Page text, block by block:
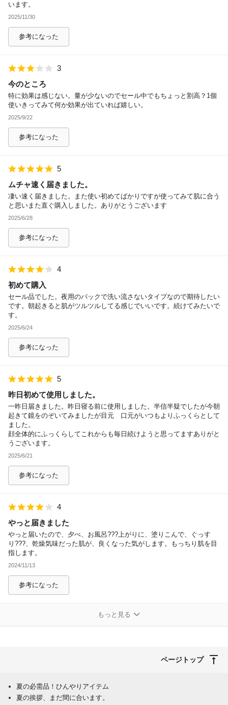
います。
2025/11/30
参考になった
3
今のところ
特に効果は感じない。量が少ないのでセール中でもちょっと割高？1個
使いきってみて何か効果が出ていれば嬉しい。
2025/9/22
参考になった
5
ムチャ速く届きました。
凄い速く届きました。また使い初めてばかりですが使ってみて肌に合う
と思いまた直ぐ購入しました。ありがとうございます
2025/6/28
参考になった
4
初めて購入
セール品でした。夜用のパックで洗い流さないタイプなので期待したい
です。朝起きると肌がツルツルしてる感じでいいです。続けてみたいで
す。
2025/6/24
参考になった
5
昨日初めて使用しました。
一昨日届きました。昨日寝る前に使用しました。半信半疑でしたが今朝
起きて鏡をのぞいてみましたが目元 口元がいつもよりふっくらとして
ました。
顔全体的にふっくらしてこれからも毎日続けようと思ってますありがと
うございます。
2025/6/21
参考になった
4
やっと届きました
やっと届いたので、夕べ、お風呂???上がりに、塗りこんで、ぐっす
り???、乾燥気味だった肌が、良くなった気がします。もっちり肌を目
指します。
2024/11/13
参考になった
もっと見る
ページトップ
夏の必需品！ひんやりアイテム
夏の挨拶、まだ間に合います。